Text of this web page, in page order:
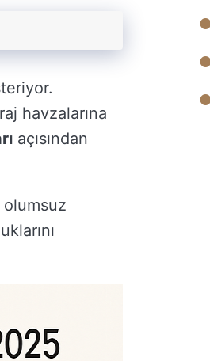
havzalarına
açısından
olumsuz